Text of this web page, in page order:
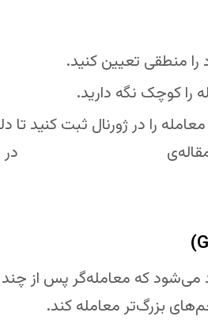
منطقی تعیین کنید.
را کوچک نگه دارید.
را در ژورنال ثبت کنید تا
می‌شود که معامله‌گر پس از
بزرگ‌تر معامله کند.